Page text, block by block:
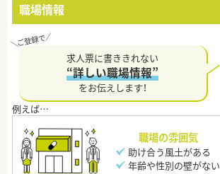
職場情報
求人票に書ききれない
“詳しい職場情報”
をお伝えします！
職場の雰囲気
助け合う風土がある
年齢や性別の壁がない